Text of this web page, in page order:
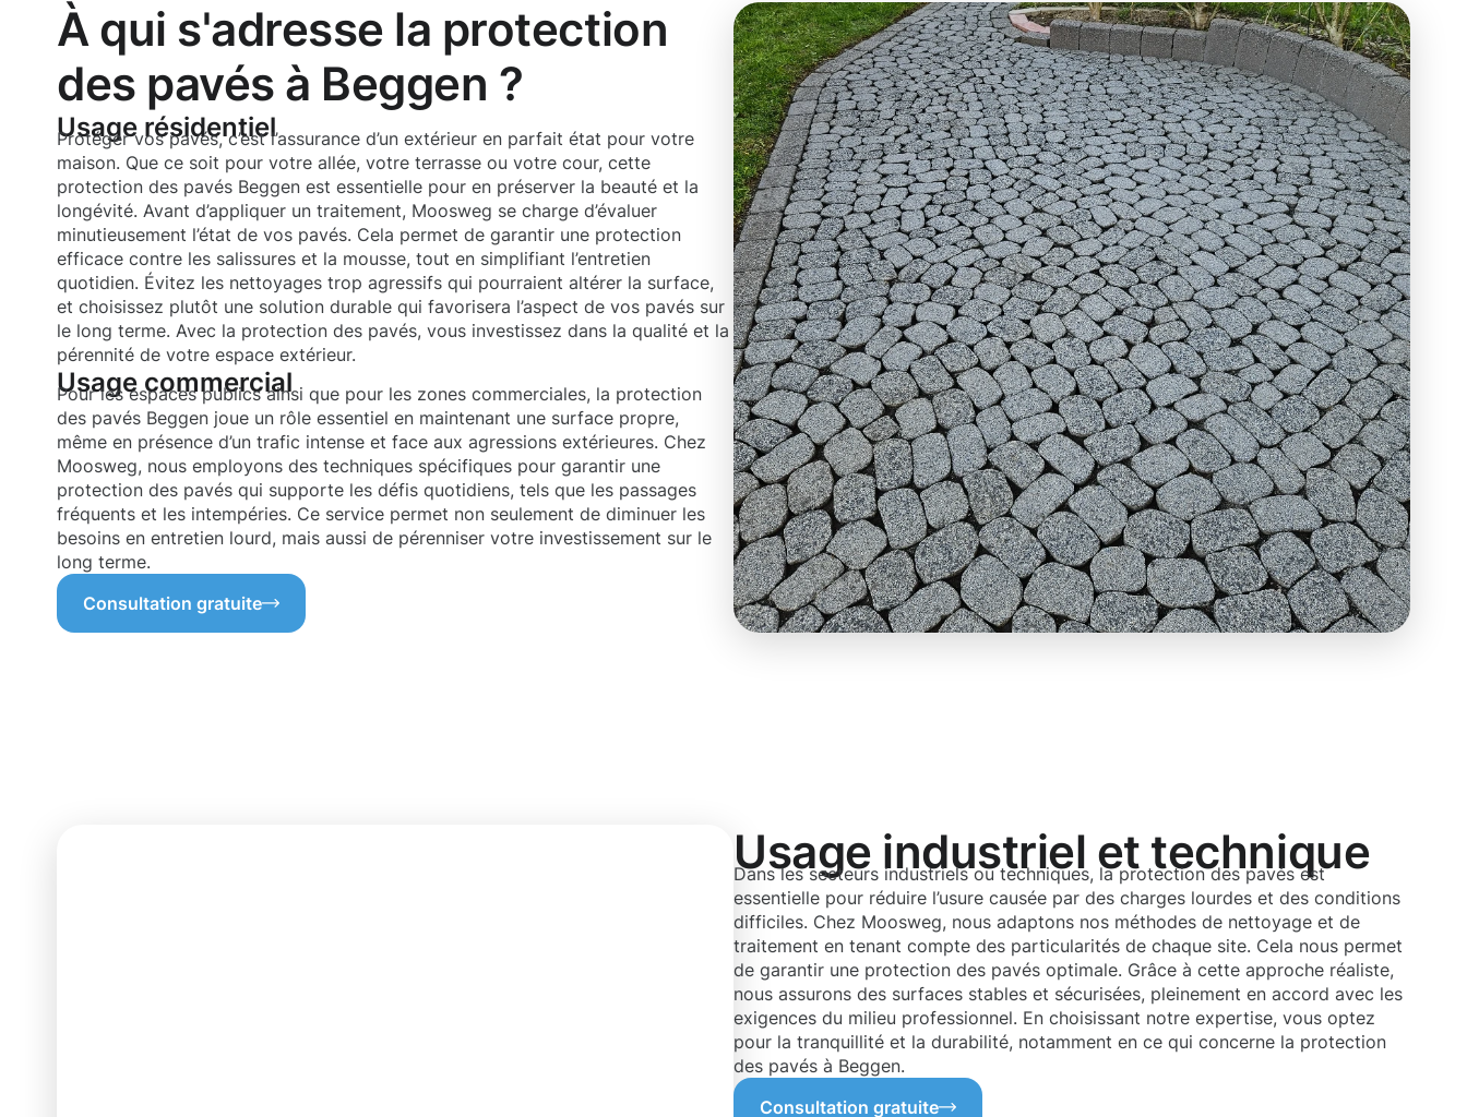
À qui s'adresse la protection
des pavés à Beggen ?
Usage résidentiel
Protéger vos pavés, c’est l’assurance d’un extérieur en parfait état pour votre
maison. Que ce soit pour votre allée, votre terrasse ou votre cour, cette
protection des pavés Beggen est essentielle pour en préserver la beauté et la
longévité. Avant d’appliquer un traitement, Moosweg se charge d’évaluer
minutieusement l’état de vos pavés. Cela permet de garantir une protection
efficace contre les salissures et la mousse, tout en simplifiant l’entretien
quotidien. Évitez les nettoyages trop agressifs qui pourraient altérer la surface,
et choisissez plutôt une solution durable qui favorisera l’aspect de vos pavés sur
le long terme. Avec la protection des pavés, vous investissez dans la qualité et la
pérennité de votre espace extérieur.
Usage commercial
Pour les espaces publics ainsi que pour les zones commerciales, la protection
des pavés Beggen joue un rôle essentiel en maintenant une surface propre,
même en présence d’un trafic intense et face aux agressions extérieures. Chez
Moosweg, nous employons des techniques spécifiques pour garantir une
protection des pavés qui supporte les défis quotidiens, tels que les passages
fréquents et les intempéries. Ce service permet non seulement de diminuer les
besoins en entretien lourd, mais aussi de pérenniser votre investissement sur le
long terme.
Consultation gratuite
Usage industriel et technique
Dans les secteurs industriels ou techniques, la protection des pavés est
essentielle pour réduire l’usure causée par des charges lourdes et des conditions
difficiles. Chez Moosweg, nous adaptons nos méthodes de nettoyage et de
traitement en tenant compte des particularités de chaque site. Cela nous permet
de garantir une protection des pavés optimale. Grâce à cette approche réaliste,
nous assurons des surfaces stables et sécurisées, pleinement en accord avec les
exigences du milieu professionnel. En choisissant notre expertise, vous optez
pour la tranquillité et la durabilité, notamment en ce qui concerne la protection
des pavés à Beggen.
Consultation gratuite